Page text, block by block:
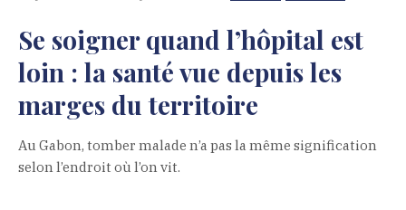
Se soigner quand l’hôpital est
loin : la santé vue depuis les
marges du territoire
Au Gabon, tomber malade n’a pas la même signification
selon l’endroit où l’on vit.